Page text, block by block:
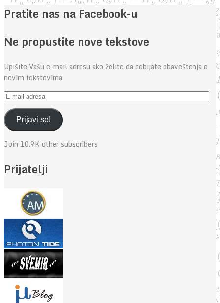
Pratite nas na Facebook-u
Ne propustite nove tekstove
Upišite Vašu e-mail adresu ako želite da dobijate obaveštenja o
novim tekstovima
E-
mail
adresaPrijavi se!
Join 10.9K other subscribers
Prijatelji